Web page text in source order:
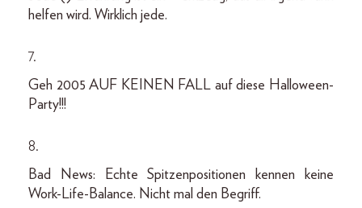
helfen wird. Wirklich jede.
7.
Geh 2005 AUF KEINEN FALL auf diese Halloween-
Party!!!
8.
Bad News: Echte Spitzenpositionen kennen keine
Work-Life-Balance. Nicht mal den Begriff.